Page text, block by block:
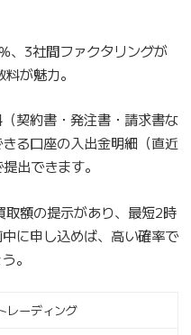
、3社間ファクタリングが
が魅力。
契約書・発注書・請求書な
る口座の入出金明細（直近
出できます。
額の提示があり、最短2時
に申し込めば、高い確率で
。
レーディング